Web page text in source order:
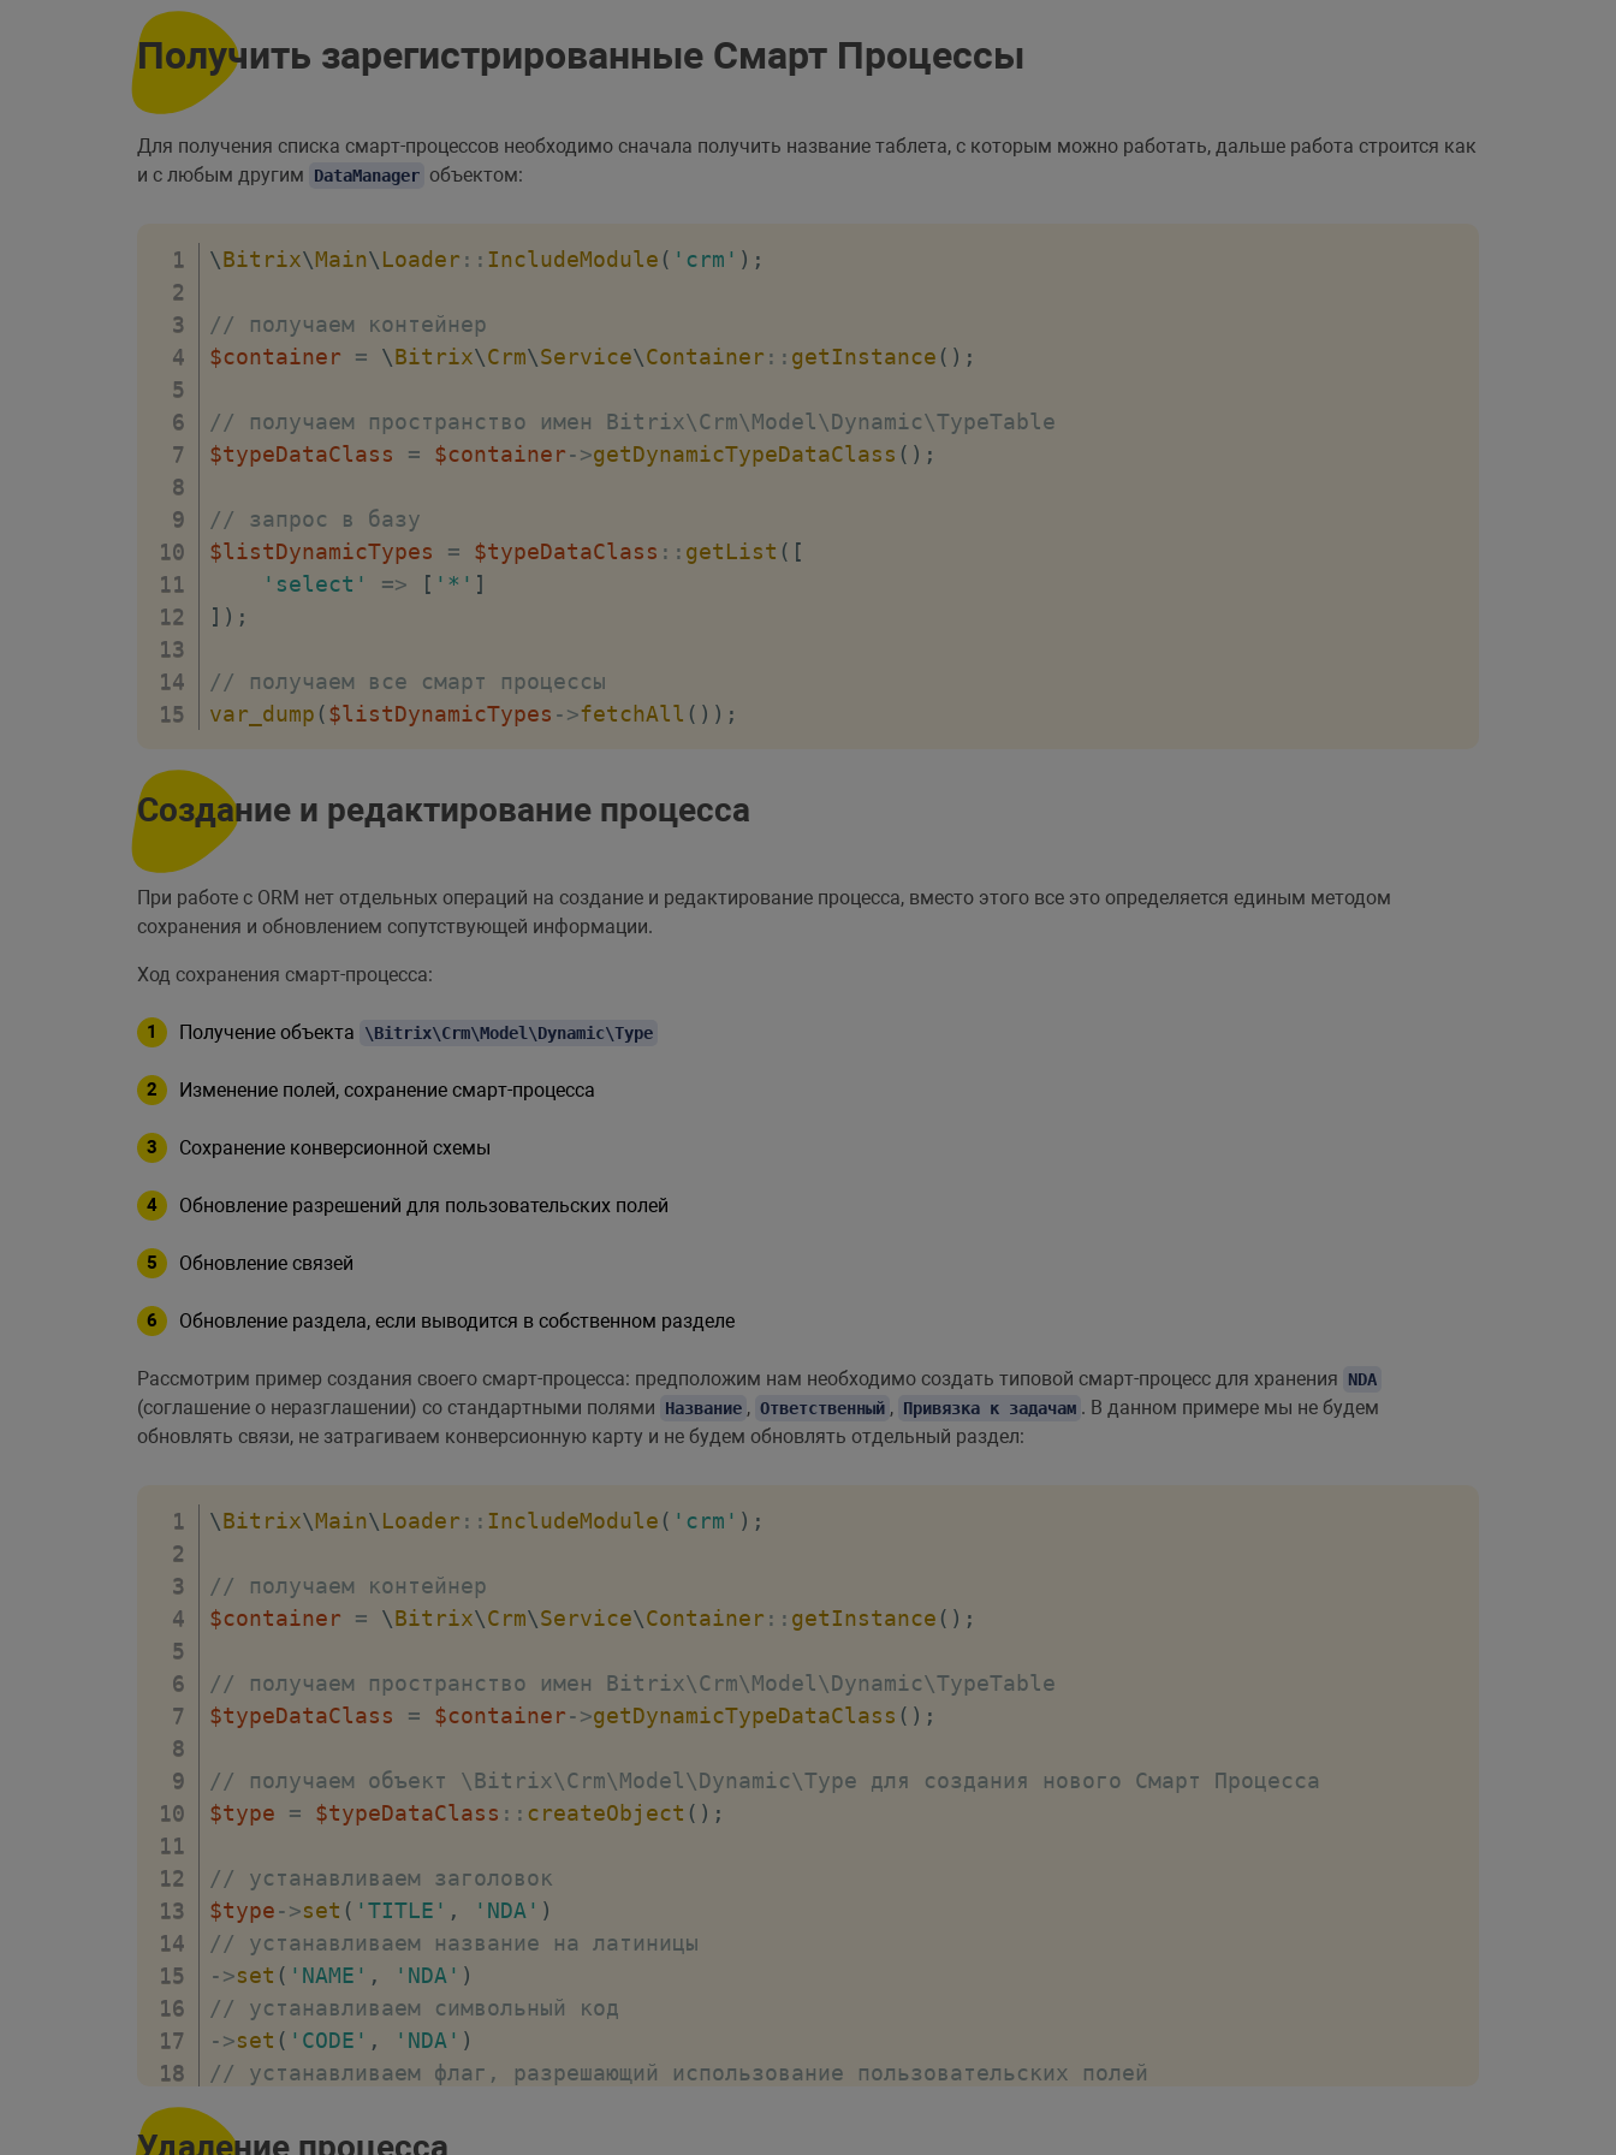
Получить зарегистрированные Смарт Процессы
Для получения списка смарт-процессов необходимо сначала получить название таблета, с которым можно работать, дальше работа строится как
и с любым другим
DataManager объектом:
\Bitrix\Main\ Loader :: IncludeModule ( 'crm' ) ;
// получаем контейнер
$container
= \Bitrix\Crm\Service\Container :: getInstance ( ) ;
// получаем пространство имен Bitrix\Crm\Model\Dynamic\TypeTable
$typeDataClass
= $container->getDynamicTypeDataClass ( ) ;
// запрос в базу
$listDynamicTypes
= $typeDataClass :: getList ( [
'select'
=> [ '*' ]
] ) ;
// получаем все смарт процессы
var_dump ($listDynamicTypes ->fetchAll ( ) ) ;
Создание и редактирование процесса
При работе с ORM нет отдельных операций на создание и редактирование процесса, вместо этого все это определяется единым методом
сохранения и обновлением сопутствующей информации.
Ход сохранения смарт-процесса:
Получение объекта \Bitrix\Crm\Model\Dynamic\Type
Изменение полей, сохранение смарт-процесса
Сохранение конверсионной схемы
Обновление разрешений для пользовательских полей
Обновление связей
Обновление раздела, если выводится в собственном разделе
Рассмотрим пример создания своего смарт-процесса: предположим нам необходимо создать типовой смарт-процесс для хранения NDA
(соглашение о неразглашении) со стандартными полями Название , Ответственный , Привязка к задачам . В данном примере мы не будем
обновлять связи, не затрагиваем конверсионную карту и не будем обновлять отдельный раздел:
\Bitrix\Main\ Loader :: IncludeModule ( 'crm' ) ;
// получаем контейнер
$container
= \Bitrix\Crm\Service\Container :: getInstance ( ) ;
// получаем пространство имен Bitrix\Crm\Model\Dynamic\TypeTable
$typeDataClass
= $container->getDynamicTypeDataClass ( ) ;
// получаем объект \Bitrix\Crm\Model\Dynamic\Type для создания нового Смарт Процесса
$type
= $typeDataClass :: createObject ( ) ;
// устанавливаем заголовок
$type->set ( 'TITLE' , 'NDA' )
// устанавливаем название на латиницы
->set ( 'NAME' , 'NDA' )
// устанавливаем символьный код
->set ( 'CODE' , 'NDA' )
// устанавливаем флаг, разрешающий использование пользовательских полей